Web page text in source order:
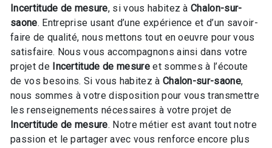
Incertitude de mesure, si vous habitez àChalon-sur-
saone. Entreprise usant d’une expérience et d’un savoir-
faire de qualité, nous mettons tout en oeuvre pour vous
satisfaire. Nous vous accompagnons ainsi dans votre
projet de Incertitude de mesureet sommes à l’écoute
de vos besoins. Si vous habitez à Chalon-sur-saone,
nous sommes à votre disposition pour vous transmettre
les renseignements nécessaires à votre projet de
Incertitude de mesure. Notre métier est avant tout notre
passion et le partager avec vous renforce encore plus